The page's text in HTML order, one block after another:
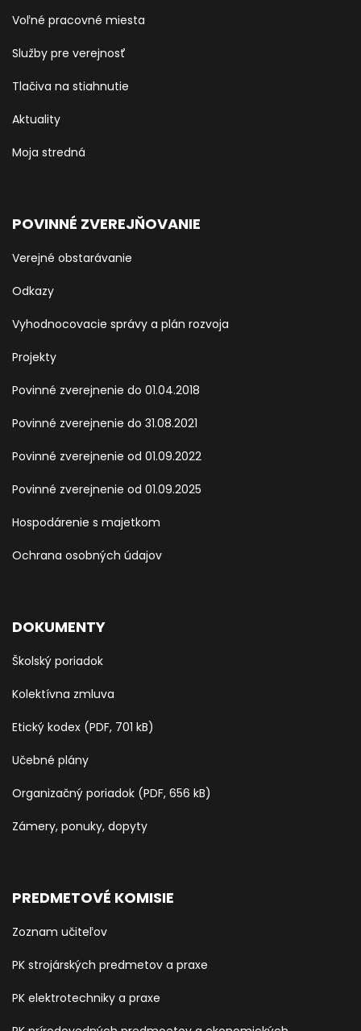
Voľné pracovné miesta
Služby pre verejnosť
Tlačiva na stiahnutie
Aktuality
Moja stredná
POVINNÉ ZVEREJŇOVANIE
Verejné obstarávanie
Odkazy
Vyhodnocovacie správy a plán rozvoja
Projekty
Povinné zverejnenie do 01.04.2018
Povinné zverejnenie do 31.08.2021
Povinné zverejnenie od 01.09.2022
Povinné zverejnenie od 01.09.2025
Hospodárenie s majetkom
Ochrana osobných údajov
DOKUMENTY
Školský poriadok
Kolektívna zmluva
Etický kodex (PDF, 701 kB)
Učebné plány
Organizačný poriadok (PDF, 656 kB)
Zámery, ponuky, dopyty
PREDMETOVÉ KOMISIE
Zoznam učiteľov
PK strojárských predmetov a praxe
PK elektrotechniky a praxe